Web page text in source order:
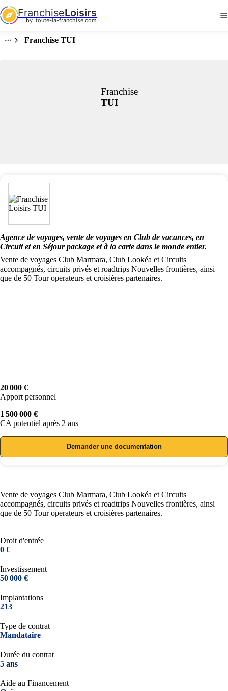
FranchiseLoisirs
by  toute-la-franchise.com
Franchise TUI
Franchise
TUI
Agence de voyages, vente de voyages en Club de vacances, en
Circuit et en Séjour package et à la carte dans le monde entier.
Vente de voyages Club Marmara, Club Lookéa et Circuits
accompagnés, circuits privés et roadtrips Nouvelles frontières, ainsi
que de 50 Tour operateurs et croisières partenaires.
20 000 €
Apport personnel
1 500 000 €
CA potentiel après 2 ans
Demander une documentation
Vente de voyages Club Marmara, Club Lookéa et Circuits
accompagnés, circuits privés et roadtrips Nouvelles frontières, ainsi
que de 50 Tour operateurs et croisières partenaires.
Droit d'entrée
0 €
Investissement
50 000 €
Implantations
213
Type de contrat
Mandataire
Durée du contrat
5 ans
Aide au Financement